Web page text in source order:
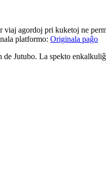
agordoj pri kuketoj ne
platformo: Originala paĝo
Jutubo. La spekto